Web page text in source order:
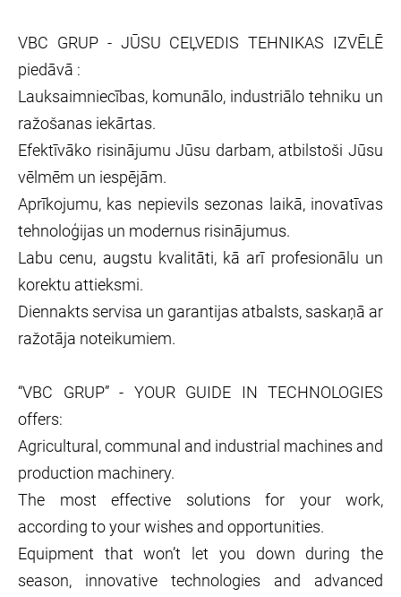
VBC GRUP - JŪSU CEĻVEDIS TEHNIKAS IZVĒLĒ
piedāvā :
Lauksaimniecības, komunālo, industriālo tehniku un
ražošanas iekārtas.
Efektīvāko risinājumu Jūsu darbam, atbilstoši Jūsu
vēlmēm un iespējām.
Aprīkojumu, kas nepievils sezonas laikā, inovatīvas
tehnoloģijas un modernus risinājumus.
Labu cenu, augstu kvalitāti, kā arī profesionālu un
korektu attieksmi.
Diennakts servisa un garantijas atbalsts, saskaņā ar
ražotāja noteikumiem.
“VBC GRUP” - YOUR GUIDE IN TECHNOLOGIES
offers:
Agricultural, communal and industrial machines and
production machinery.
The most effective solutions for your work,
according to your wishes and opportunities.
Equipment that won’t let you down during the
season, innovative technologies and advanced